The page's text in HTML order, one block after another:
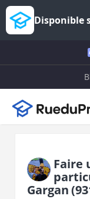
Disponible
Faire
Gargan